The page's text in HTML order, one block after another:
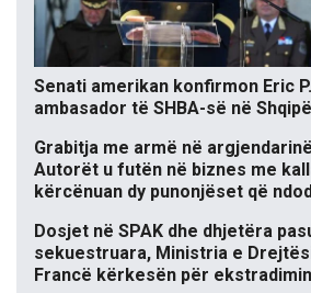
Senati amerikan konfirmon Eric
ambasador të SHBA-së në
Grabitja me armë në
Autorët u futën në biznes me
kërcënuan dy punonjëset që
Dosjet në SPAK dhe dhjetëra
sekuestruara, Ministria e
Francë kërkesën për